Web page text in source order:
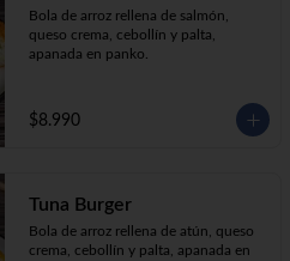
California Katsu (10) Pollo apanado,
queso crema y palta envuelto en
sésamo o ciboulette.
Bola de arroz rellena de salmón,
queso crema, cebollín y palta,
apanada en panko.
$8.990
Tuna Burger
Bola de arroz rellena de atún, queso
crema, cebollín y palta, apanada en